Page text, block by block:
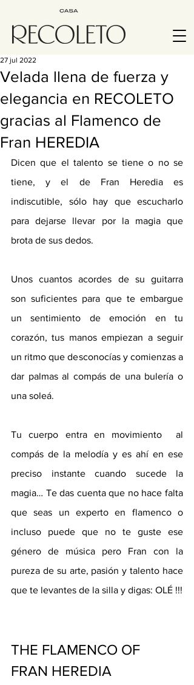
Velada llena de fuerza y
elegancia en RECOLETO
gracias al Flamenco de
Fran HEREDIA
27 jul 2022
Dicen que el talento se tiene o no se
tiene, y el de Fran Heredia es
indiscutible, sólo hay que escucharlo
para dejarse llevar por la magia que
brota de sus dedos.
Unos cuantos acordes de su guitarra
son suficientes para que te embargue
un sentimiento de emoción en tu
corazón, tus manos empiezan a seguir
un ritmo que desconocías y comienzas a
dar palmas al compás de una bulería o
una soleá.
Tu cuerpo entra en movimiento  al
compás de la melodía y es ahí en ese
preciso instante cuando sucede la
magia… Te das cuenta que no hace falta
que seas un experto en flamenco o
incluso puede que no te guste ese
género de música pero Fran con la
pureza de su arte, pasión y talento hace
que te levantes de la silla y digas: OLÉ !!!
THE FLAMENCO OF
FRAN HEREDIA